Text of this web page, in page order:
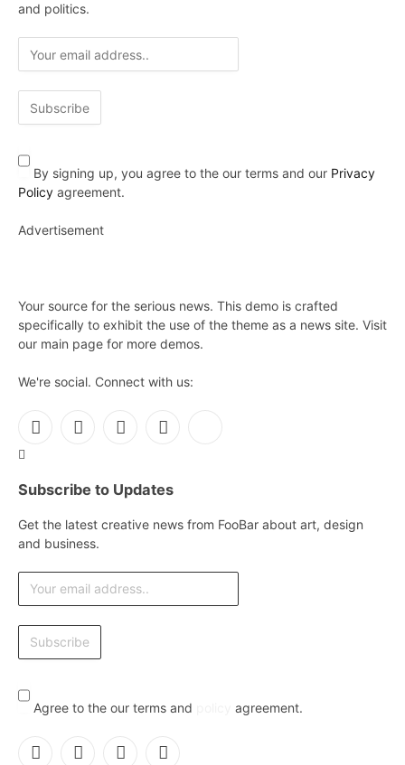
and politics.
By signing up, you agree to the our terms and our Privacy
Policy agreement.
Advertisement
Your source for the serious news. This demo is crafted
specifically to exhibit the use of the theme as a news site. Visit
our main page for more demos.
We're social. Connect with us:
Facebook
X
InstagramPinterest
Subscribe to Updates
Get the latest creative news from FooBar about art, design
and business.
Agree to the our terms and agreement.
Facebook
X InstagramPinterest